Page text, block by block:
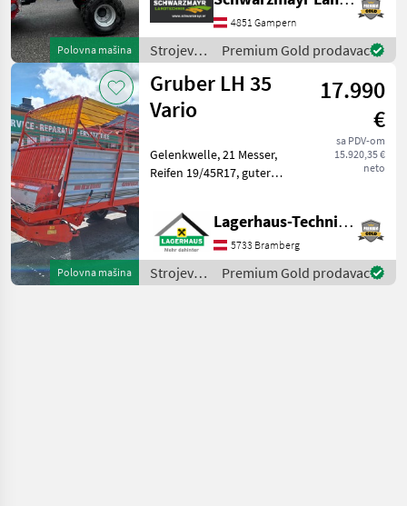
Polovna mašina
Širokokutno kardansko
vratilo s bregastom
spojkom Sustav utovara s
dvostrukim rotorom 5-r
4851 Gampern
Strojevi i
oprema
za travu i
baliranje
/ Gruber
Premium Gold prodavac
Polovna mašina
Gruber LH 35
Vario
17.990
€
sa PDV-om
15.920,35 €
neto
Gelenkwelle, 21 Messer,
Reifen 19/45R17, guter
oder per Mail Ihren Besuch
bekanntzugeben, um
ausreichend Zei
Lagerhaus-Technik Bramberg
5733 Bramberg
Strojevi i
oprema
Premium Gold prodavac